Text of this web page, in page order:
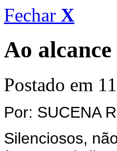
Fechar X
Ao
Postado em
Por: SUCENA
Silenciosos,